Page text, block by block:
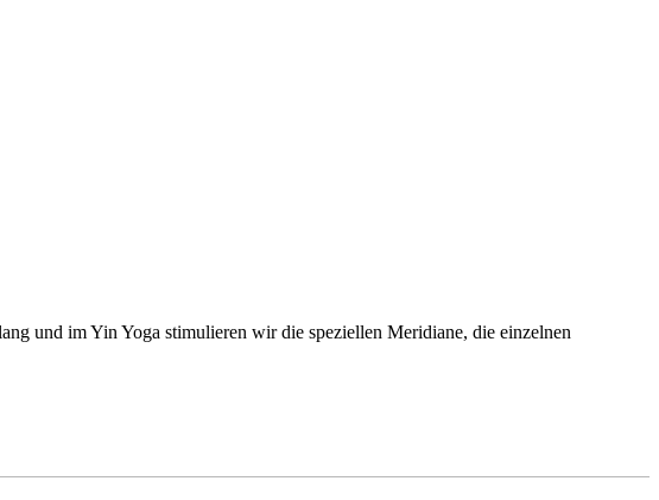
und im Yin Yoga stimulieren wir die speziellen Meridiane, die einzelnen